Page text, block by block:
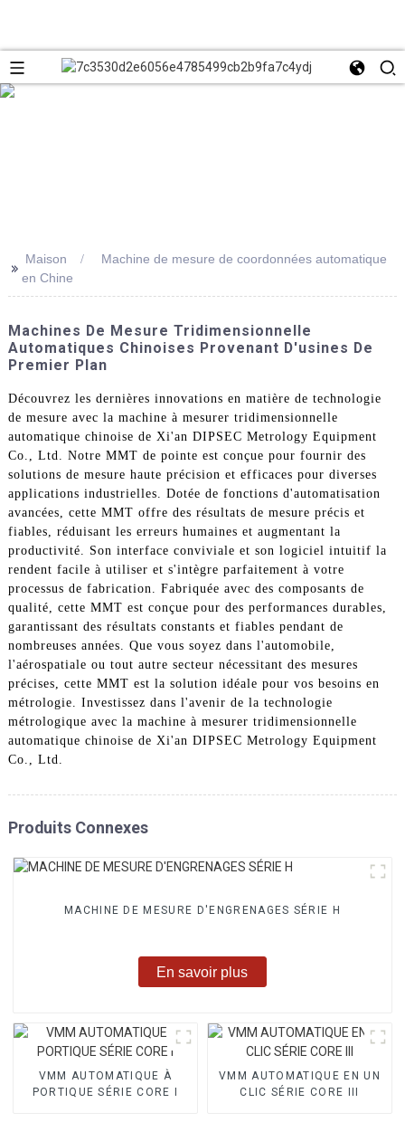
>> Maison
Machine de mesure de coordonnées automatique
en Chine
Machines De Mesure Tridimensionnelle
Automatiques Chinoises Provenant D'usines De
Premier Plan
Découvrez les dernières innovations en matière de technologie
de mesure avec la machine à mesurer tridimensionnelle
automatique chinoise de Xi'an DIPSEC Metrology Equipment
Co., Ltd. Notre MMT de pointe est conçue pour fournir des
solutions de mesure haute précision et efficaces pour diverses
applications industrielles. Dotée de fonctions d'automatisation
avancées, cette MMT offre des résultats de mesure précis et
fiables, réduisant les erreurs humaines et augmentant la
productivité. Son interface conviviale et son logiciel intuitif la
rendent facile à utiliser et s'intègre parfaitement à votre
processus de fabrication. Fabriquée avec des composants de
qualité, cette MMT est conçue pour des performances durables,
garantissant des résultats constants et fiables pendant de
nombreuses années. Que vous soyez dans l'automobile,
l'aérospatiale ou tout autre secteur nécessitant des mesures
précises, cette MMT est la solution idéale pour vos besoins en
métrologie. Investissez dans l'avenir de la technologie
métrologique avec la machine à mesurer tridimensionnelle
automatique chinoise de Xi'an DIPSEC Metrology Equipment
Co., Ltd.
Produits Connexes
MACHINE DE MESURE D'ENGRENAGES SÉRIE H
En savoir plus
VMM AUTOMATIQUE À
PORTIQUE SÉRIE CORE I
VMM AUTOMATIQUE EN UN
CLIC SÉRIE CORE III